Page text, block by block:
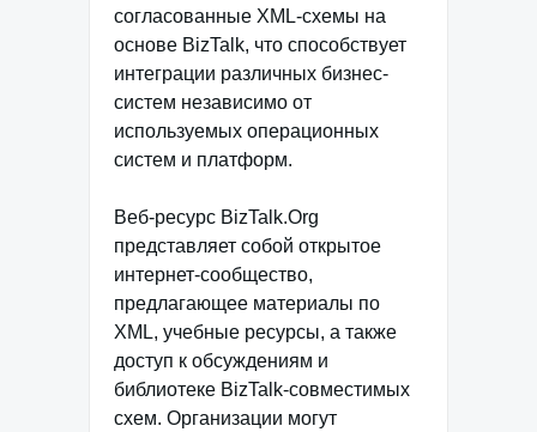
согласованные XML-схемы на
основе BizTalk, что способствует
интеграции различных бизнес-
систем независимо от
используемых операционных
систем и платформ.
Веб-ресурс BizTalk.Org
представляет собой открытое
интернет-сообщество,
предлагающее материалы по
XML, учебные ресурсы, а также
доступ к обсуждениям и
библиотеке BizTalk-совместимых
схем. Организации могут